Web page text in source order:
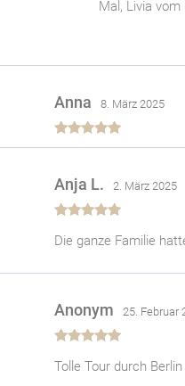
Mal, Livia
Bewertet
Anna 8. März 2025
mit 5von 5
Anja L. 2. März 2025
Die ganze Familie
mit5 von 5
Anonym 25. Februar
Tolle Tour durch